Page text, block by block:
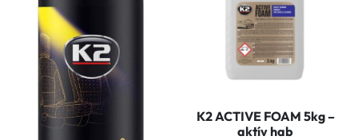
K2 ACTIVE FOAM 5kg –
aktív hab